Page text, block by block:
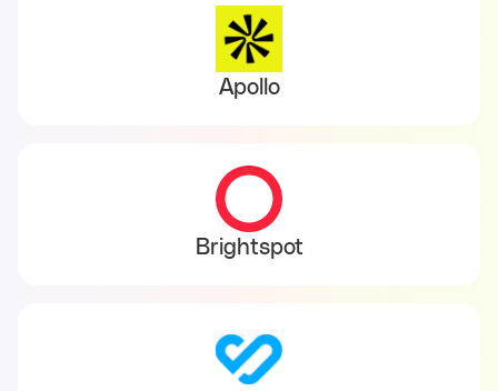
Apollo
Brightspot